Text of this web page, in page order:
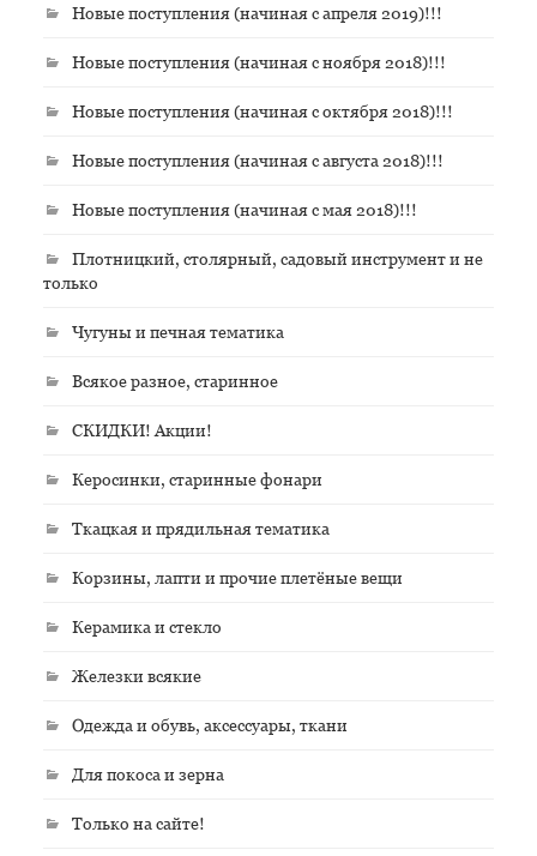
Новые поступления (начиная с апреля 2019)!!!
Новые поступления (начиная с ноября 2018)!!!
Новые поступления (начиная с октября 2018)!!!
Новые поступления (начиная с августа 2018)!!!
Новые поступления (начиная с мая 2018)!!!
Плотницкий, столярный, садовый инструмент и не
только
Чугуны и печная тематика
Всякое разное, старинное
СКИДКИ! Акции!
Керосинки, старинные фонари
Ткацкая и прядильная тематика
Корзины, лапти и прочие плетёные вещи
Керамика и стекло
Железки всякие
Одежда и обувь, аксессуары, ткани
Для покоса и зерна
Только на сайте!